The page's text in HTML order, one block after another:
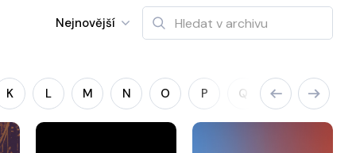
Nejnovější
K L M N O P Q R S